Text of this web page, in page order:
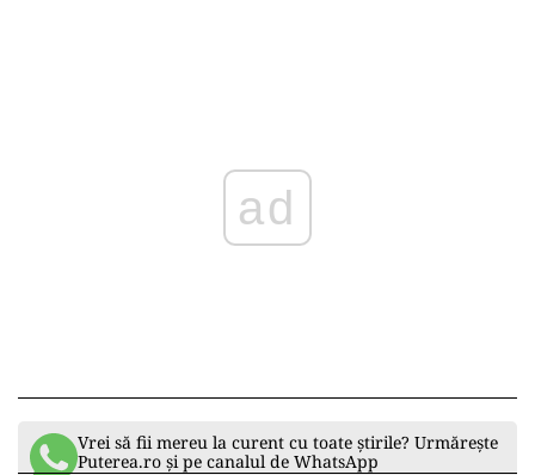
ad
Vrei să fii mereu la curent cu toate știrile? Urmărește
Puterea.ro și pe canalul de WhatsApp